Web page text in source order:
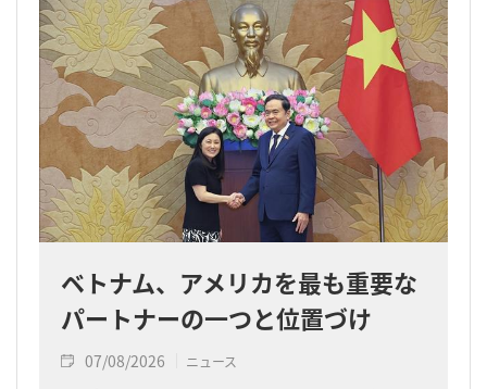
ベトナム、アメリカを最も重要な
パートナーの一つと位置づけ
07/08/2026 ニュース